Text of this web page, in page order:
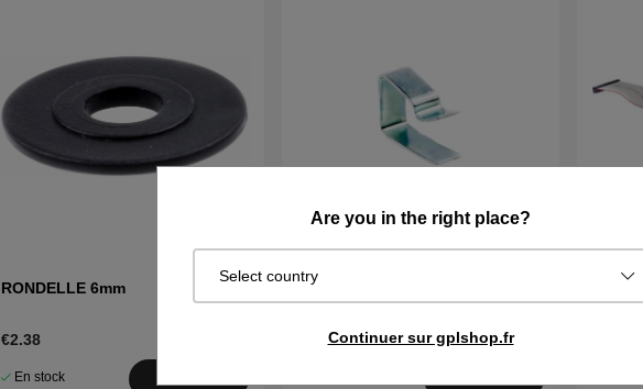
Are you in the right place?
Select country
Continuer sur gplshop.fr
RONDELLE 6mm
€2.38
En stock
COLLIER DE SERRAGE
€1.28